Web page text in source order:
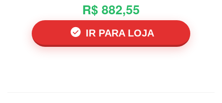
R$ 882,55
IR PARA LOJA